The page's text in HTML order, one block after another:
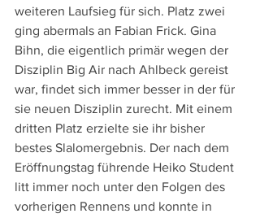
weiteren Laufsieg für sich. Platz zwei
ging abermals an Fabian Frick. Gina
Bihn, die eigentlich primär wegen der
Disziplin Big Air nach Ahlbeck gereist
war, findet sich immer besser in der für
sie neuen Disziplin zurecht. Mit einem
dritten Platz erzielte sie ihr bisher
bestes Slalomergebnis. Der nach dem
Eröffnungstag führende Heiko Student
litt immer noch unter den Folgen des
vorherigen Rennens und konnte in